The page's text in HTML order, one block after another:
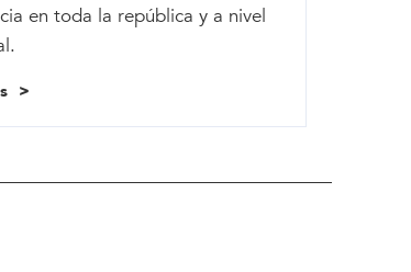
en toda la república y a nivel